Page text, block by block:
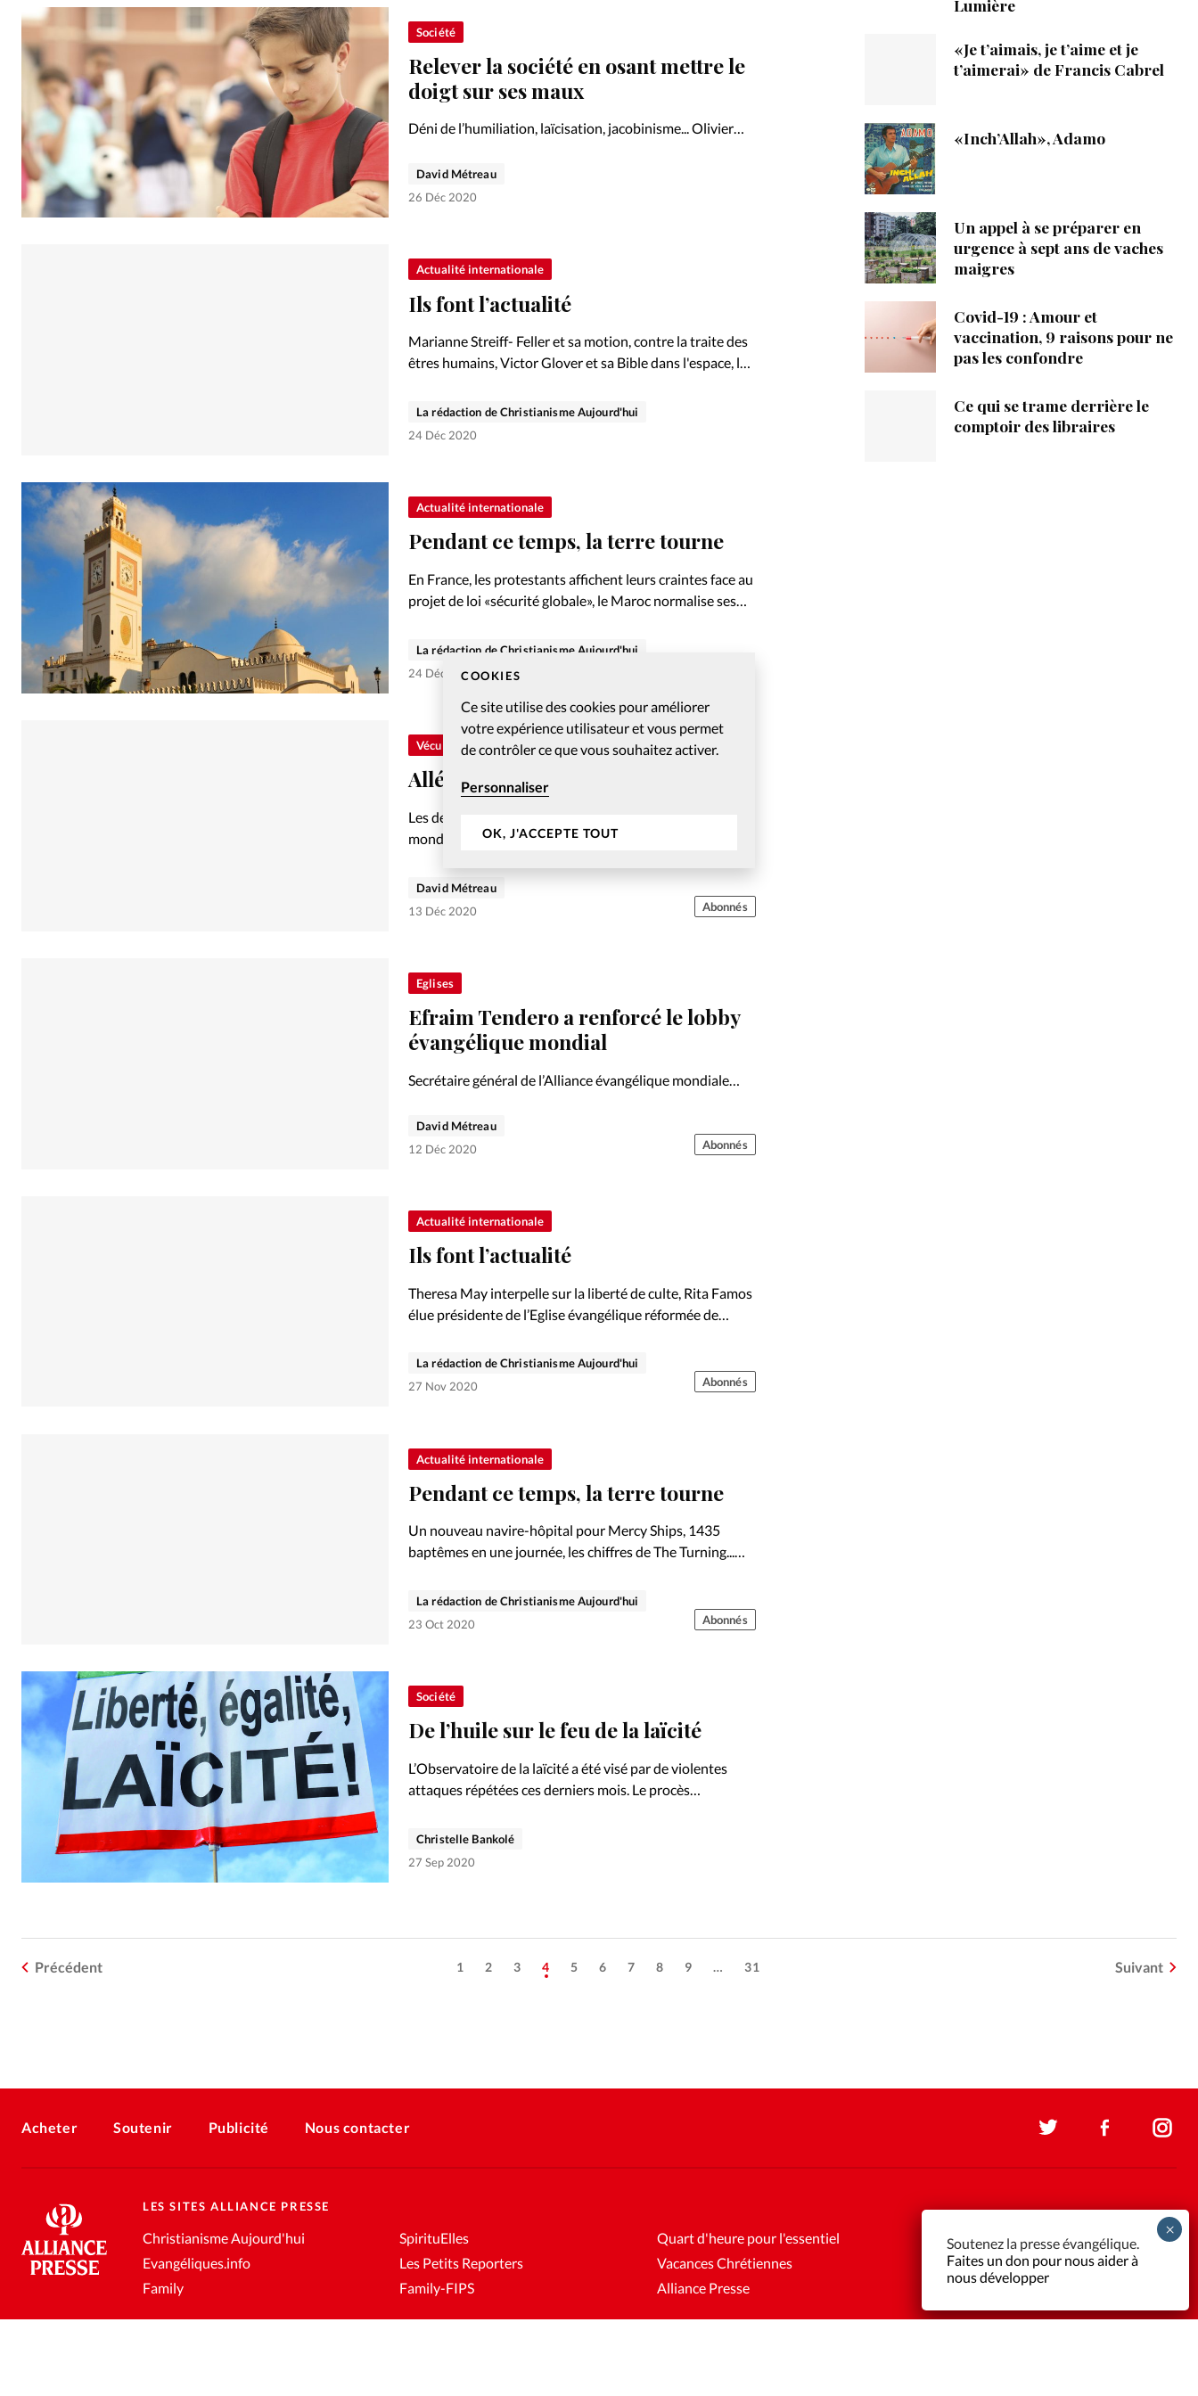
COOKIES
Ce site utilise des cookies pour améliorer
votre expérience utilisateur et vous permet
de contrôler ce que vous souhaitez activer.
Personnaliser
OK, J'ACCEPTE TOUT
Société
Relever la société en osant mettre le
doigt sur ses maux
Déni de l’humiliation, laïcisation, jacobinisme... Olivier
Protestant de Théologie (IPT) met des mots sur les
tensions qui traversent la société française. Entretien.
David Métreau
26 Déc 2020
Actualité internationale
Ils font l’actualité
Marianne Streiff- Feller et sa motion, contre la traite des
êtres humains, Victor Glover et sa Bible dans l'espace, la
du Conseil national suisse Andreas…
La rédaction de Christianisme Aujourd'hui
24 Déc 2020
Actualité internationale
Pendant ce temps, la terre tourne
En France, les protestants affichent leurs craintes face au
projet de loi «sécurité globale», le Maroc normalise ses
toujours fermées... L'actualité en bref.
La rédaction de Christianisme Aujourd'hui
24 Déc 2020
Vécu
Allégeance à Jésus plutôt qu’à Hitler
Les derniers témoins et acteurs de la Deuxième Guerre
mondiale meurent peu à peu. Avec eux, c’est tout un pan
les camps à cause…
David Métreau
13 Déc 2020
Abonnés
Eglises
Efraim Tendero a renforcé le lobby
évangélique mondial
Secrétaire général de l’Alliance évangélique mondiale
sa place début mars à l’Allemand Thomas Schirrmacher. Il
évoque son action à la tête de l’organisation ainsi que les
David Métreau
12 Déc 2020
Abonnés
Actualité internationale
Ils font l’actualité
Theresa May interpelle sur la liberté de culte, Rita Famos
élue présidente de l’Eglise évangélique réformée de
et Thomas Schirrmacher nommé à la tête de l’AEM.
La rédaction de Christianisme Aujourd'hui
27 Nov 2020
Abonnés
Actualité internationale
Pendant ce temps, la terre tourne
Un nouveau navire-hôpital pour Mercy Ships, 1435
baptêmes en une journée, les chiffres de The Turning...
La rédaction de Christianisme Aujourd'hui
23 Oct 2020
Abonnés
Société
De l’huile sur le feu de la laïcité
L’Observatoire de la laïcité a été visé par de violentes
attaques répétées ces derniers mois. Le procès
du livre de Jean-Pierre Obin viennent raviver les
braises…
Christelle Bankolé
27 Sep 2020
Précédent 1 2 3 4 5 6 7 8 9 … 31 Suivant
Lumière
«Je t’aimais, je t’aime et je
t’aimerai» de Francis Cabrel
«Inch’Allah», Adamo
Un appel à se préparer en
urgence à sept ans de vaches
maigres
Covid-19 : Amour et
vaccination, 9 raisons pour ne
pas les confondre
Ce qui se trame derrière le
comptoir des libraires
Acheter Soutenir Publicité Nous contacter
LES SITES ALLIANCE PRESSE
Christianisme Aujourd'hui
Evangéliques.info
Family
SpirituElles
Les Petits Reporters
Family-FIPS
Quart d'heure pour l'essentiel
Vacances Chrétiennes
Alliance Presse
Soutenez la presse évangélique.
Faites un don pour nous aider à
nous développer